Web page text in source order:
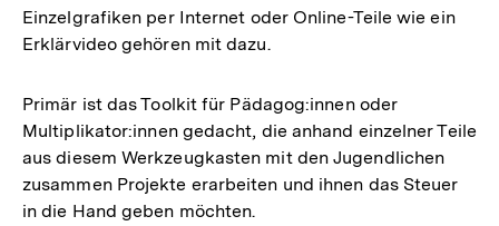
Einzelgrafiken per Internet oder Online-Teile wie ein
Erklärvideo gehören mit dazu.
Primär ist das Toolkit für Pädagog:innen oder
Multiplikator:innen gedacht, die anhand einzelner Teile
aus diesem Werkzeugkasten mit den Jugendlichen
zusammen Projekte erarbeiten und ihnen das Steuer
in die Hand geben möchten.